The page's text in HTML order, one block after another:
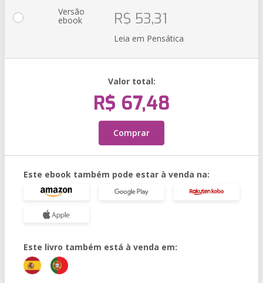
Versão
ebook R$ 53,31
Leia em Pensática
Valor total:
R$ 67,48
Comprar
Este ebook também pode estar à venda na:
Este livro também está à venda em: